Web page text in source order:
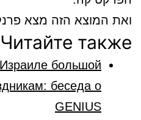
ואת המוצא הזה מצא
Читайте также
большой
беседа о
GENIUS